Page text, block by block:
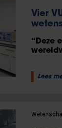
Vier
“Deze
Lees